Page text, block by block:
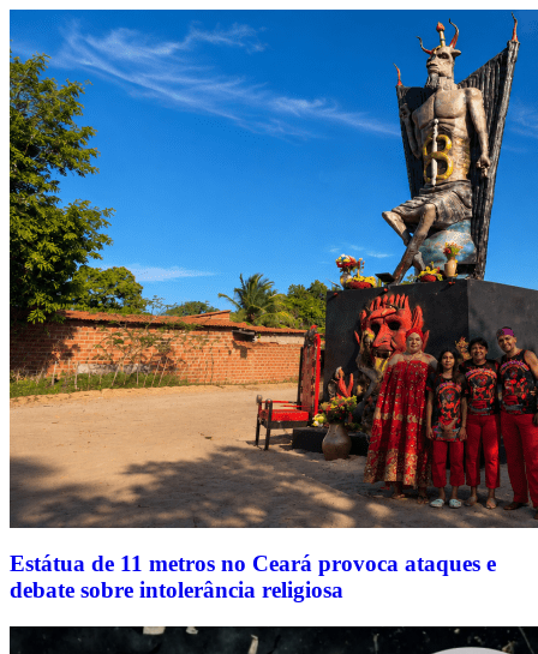
Estátua de 11 metros no Ceará provoca ataques e
debate sobre intolerância religiosa